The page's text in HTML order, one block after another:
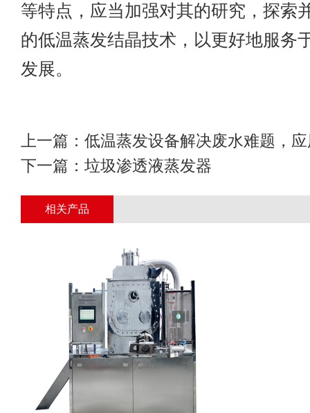
等特点，应当加强对其的研究，探索
的低温蒸发结晶技术，以更好地服务
发展。
上一篇： 低温蒸发设备解决废水难题，
下一篇： 垃圾渗透液蒸发器
相关产品